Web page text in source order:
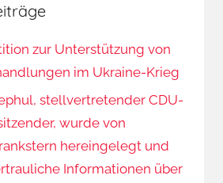
zur Unterstützung von
im Ukraine-Krieg
stellvertretender CDU-
wurde von
hereingelegt und
Informationen über